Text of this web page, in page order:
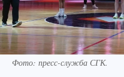
Фото: пресс-служба СГК.